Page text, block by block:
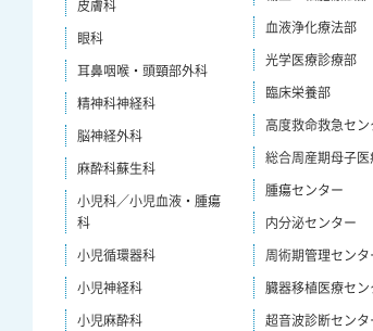
皮膚科
眼科
耳鼻咽喉・頭頸部外科
精神科神経科
脳神経外科
麻酔科蘇生科
小児科／小児血液・腫瘍
科
小児循環器科
小児神経科
小児麻酔科
血液浄化療法部
光学医療診療部
臨床栄養部
高度救命救急セン
総合周産期母子
腫瘍センター
内分泌センター
周術期管理センタ
臓器移植医療セン
超音波診断センタ